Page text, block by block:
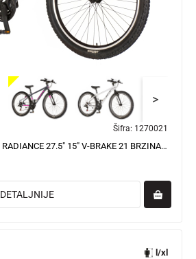
>
Šifra: 1270021
BICIKL MTB VISITOR RADIANCE 27.5" 15" V-BRAKE 21 BRZINA 158-175CM (M) SIVI
DETALJNIJE
l/xl